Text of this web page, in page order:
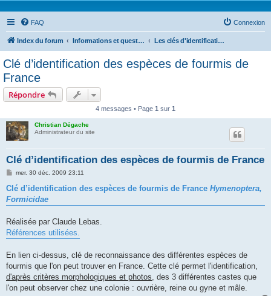
FAQ Connexion
Index du forum Informations et questions taxonomiques Les clés d'identifications
Clé d’identification des espèces de fourmis de
France
Répondre
4 messages • Page 1 sur 1
Christian Dégache
Administrateur du site
Clé d’identification des espèces de fourmis de France
M
s
a
mer. 30 déc. 2009 23:11
Clé d’identification des espèces de fourmis de France Hymenoptera,
Formicidae
Réalisée par Claude Lebas.
Références utilisées.
En lien ci-dessus, clé de reconnaissance des différentes espèces de
fourmis que l'on peut trouver en France. Cette clé permet l'identification,
d'après critères morphologiques et photos, des 3 différentes castes que
l'on peut observer chez une colonie : ouvrière, reine ou gyne et mâle.